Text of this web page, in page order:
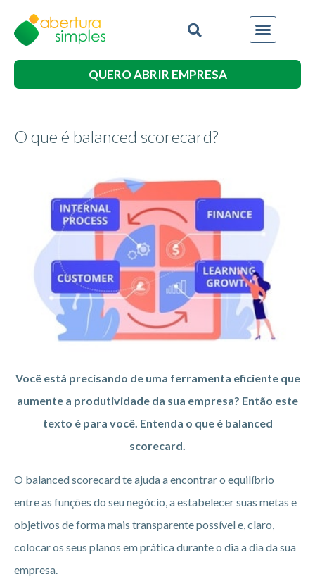
QUERO ABRIR EMPRESA
O que é balanced scorecard?
Você está precisando de uma ferramenta eficiente que
aumente a produtividade da sua empresa? Então este
texto é para você. Entenda o que é balanced
scorecard.
O balanced scorecard te ajuda a encontrar o equilíbrio
entre as funções do seu negócio, a estabelecer suas metas e
objetivos de forma mais transparente possível e, claro,
colocar os seus planos em prática durante o dia a dia da sua
empresa.